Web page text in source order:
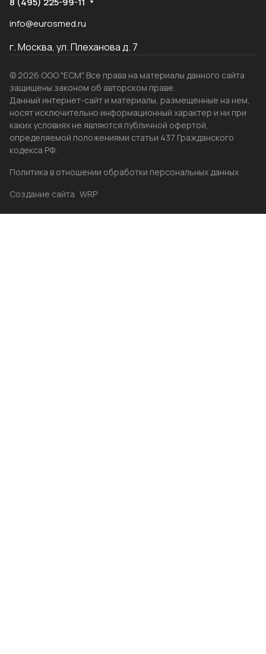
info@eurosmed.ru
г. Москва, ул. Плеханова д. 7
© 2026 ООО "ЕСМ". Все права на материалы данного сайта
защищены законом об авторском праве.
Данный интернет-сайт и материалы, размещенные на нем,
носят исключительно информационный характер и ни при
каких условиях не являются публичной офертой,
определяемой положениями статьи 437 Гражданского
кодекса РФ.
Политика в отношении обработки персональных данных
Создание сайта WRP